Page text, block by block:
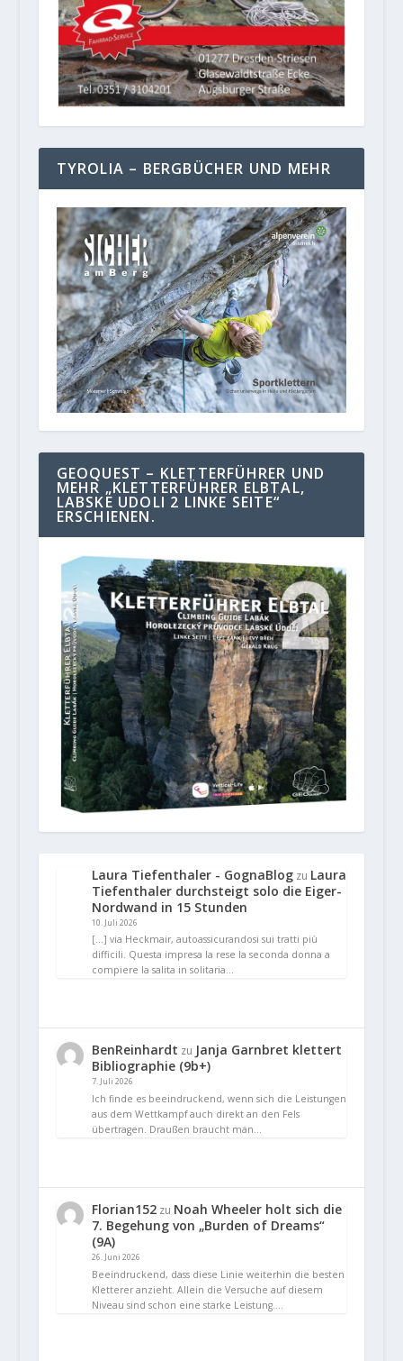
TYROLIA – BERGBÜCHER UND MEHR
GEOQUEST – KLETTERFÜHRER UND
MEHR „KLETTERFÜHRER ELBTAL,
LABSKE UDOLI 2 LINKE SEITE“
ERSCHIENEN.
Laura Tiefenthaler - GognaBlogzu Laura
Tiefenthaler durchsteigt solo die Eiger-
Nordwand in 15 Stunden
10. Juli 2026
[…] via Heckmair, autoassicurandosi sui tratti più
difficili. Questa impresa la rese la seconda donna a
compiere la salita in solitaria…
BenReinhardt zu Janja Garnbret klettert
Bibliographie (9b+)
7. Juli 2026
Ich finde es beeindruckend, wenn sich die Leistungen
aus dem Wettkampf auch direkt an den Fels
übertragen. Draußen braucht man…
Florian152zu Noah Wheeler holt sich die
7. Begehung von „Burden of Dreams“
(9A)
26. Juni 2026
Beeindruckend, dass diese Linie weiterhin die besten
Kletterer anzieht. Allein die Versuche auf diesem
Niveau sind schon eine starke Leistung.…